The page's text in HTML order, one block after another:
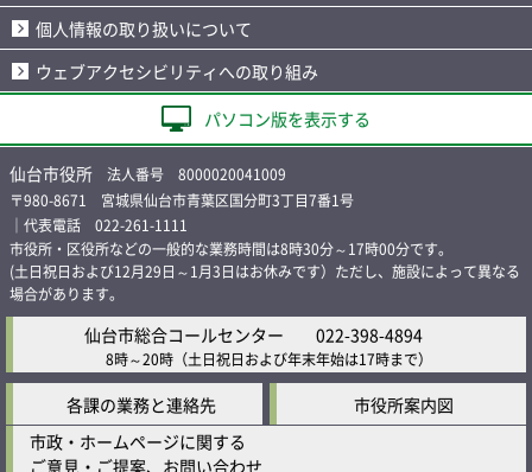
個人情報の取り扱いについて
ウェブアクセシビリティへの取り組み
パソコン版を表示する
仙台市役所 法人番号 8000020041009
〒980-8671 宮城県仙台市青葉区国分町3丁目7番1号
｜代表電話 022-261-1111
市役所・区役所などの一般的な業務時間は8時30分～17時00分です。
(土日祝日および12月29日～1月3日はお休みです）ただし、施設によって異なる
場合があります。
仙台市総合コールセンター 022-398-4894
8時～20時 （土日祝日および年末年始は17時まで）
各課の業務と連絡先
市役所案内図
市政・ホームページに関する
ご意見・ご提案、お問い合わせ